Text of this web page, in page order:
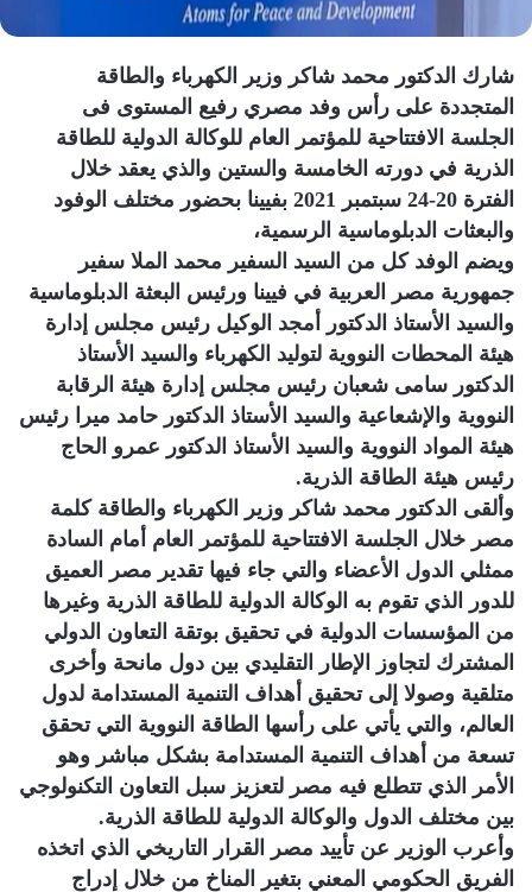
شارك الدكتور محمد شاكر وزير الكهرباء والطاقة
المتجددة على رأس وفد مصري رفيع المستوى فى
الجلسة الافتتاحية للمؤتمر العام للوكالة الدولية للطاقة
الذرية في دورته الخامسة والستين والذي يعقد خلال
الفترة 20-24 سبتمبر 2021 بفيينا بحضور مختلف الوفود
والبعثات الدبلوماسية الرسمية،
ويضم الوفد كل من السيد السفير محمد الملا سفير
جمهورية مصر العربية في فيينا ورئيس البعثة الدبلوماسية
والسيد الأستاذ الدكتور أمجد الوكيل رئيس مجلس إدارة
هيئة المحطات النووية لتوليد الكهرباء والسيد الأستاذ
الدكتور سامى شعبان رئيس مجلس إدارة هيئة الرقابة
النووية والإشعاعية والسيد الأستاذ الدكتور حامد ميرا رئيس
هيئة المواد النووية والسيد الأستاذ الدكتور عمرو الحاج
رئيس هيئة الطاقة الذرية.
وألقى الدكتور محمد شاكر وزير الكهرباء والطاقة كلمة
مصر خلال الجلسة الافتتاحية للمؤتمر العام أمام السادة
ممثلي الدول الأعضاء والتي جاء فيها تقدير مصر العميق
للدور الذي تقوم به الوكالة الدولية للطاقة الذرية وغيرها
من المؤسسات الدولية في تحقيق بوتقة التعاون الدولي
المشترك لتجاوز الإطار التقليدي بين دول مانحة وأخرى
متلقية وصولا إلى تحقيق أهداف التنمية المستدامة لدول
العالم، والتي يأتي على رأسها الطاقة النووية التي تحقق
تسعة من أهداف التنمية المستدامة بشكل مباشر وهو
الأمر الذي تتطلع فيه مصر لتعزيز سبل التعاون التكنولوجي
بين مختلف الدول والوكالة الدولية للطاقة الذرية.
وأعرب الوزير عن تأييد مصر القرار التاريخي الذي اتخذه
الفريق الحكومي المعني بتغير المناخ من خلال إدراج